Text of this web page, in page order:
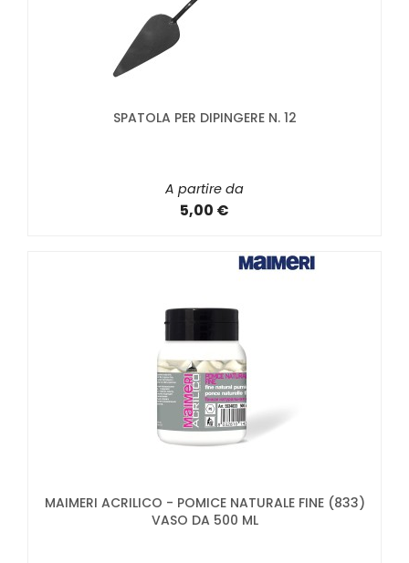
SPATOLA PER DIPINGERE N. 12
A partire da
5,00 €
MAIMERI ACRILICO - POMICE NATURALE FINE (833)
VASO DA 500 ML